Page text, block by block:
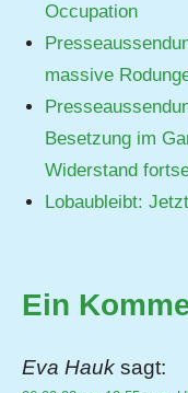
Occupation
massive
Besetzung im
Widerstand
Lobaubleibt:
Ein
Eva Hauk sagt: